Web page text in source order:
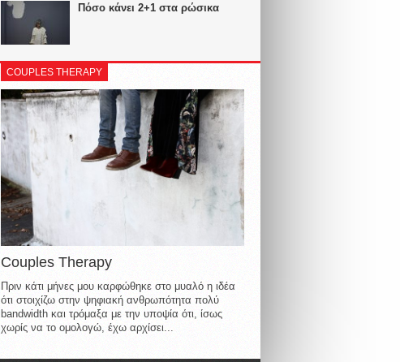
Πόσο κάνει 2+1 στα ρώσικα
COUPLES THERAPY
Couples Therapy
Πριν κάτι μήνες μου καρφώθηκε στο μυαλό η ιδέα
ότι στοιχίζω στην ψηφιακή ανθρωπότητα πολύ
bandwidth και τρόμαξα με την υποψία ότι, ίσως
χωρίς να το ομολογώ, έχω αρχίσει...